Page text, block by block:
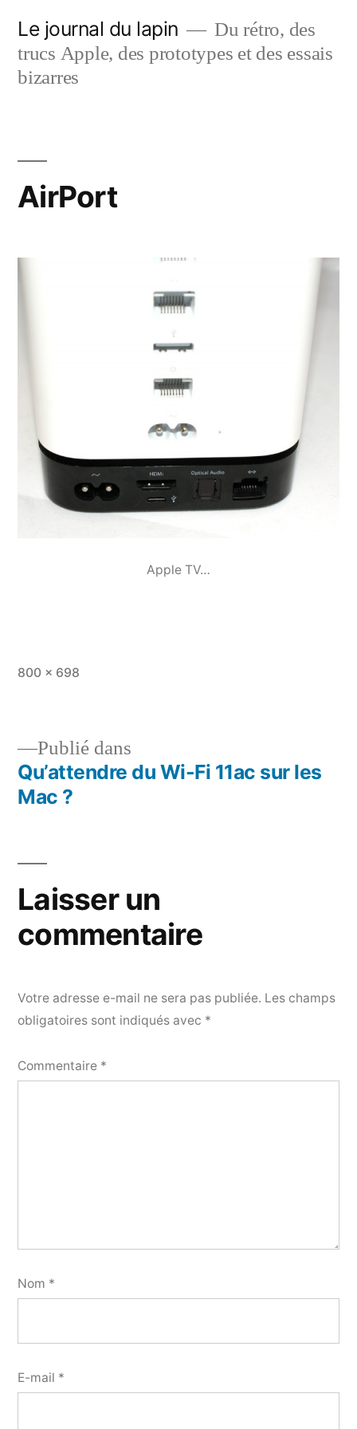
contenu
Le journal du lapin
Du rétro, des
trucs Apple, des prototypes et des essais
bizarres
AirPort
Apple TV…
Taille
800 × 698
Navigation
l’article
Publié dans
Qu’attendre du Wi-Fi 11ac sur les
Mac ?
Laisser un
commentaire
Votre adresse e-mail ne sera pas publiée. Les champs
obligatoires sont indiqués avec *
Commentaire *
Nom *
E-mail *